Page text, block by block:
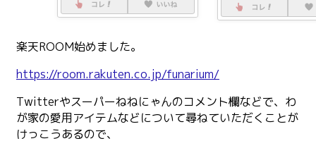
楽天ROOM始めました。
https://room.rakuten.co.jp/funarium/
Twitterやスーパーねねにゃんのコメント欄などで、わ
が家の愛用アイテムなどについて尋ねていただくことが
けっこうあるので、